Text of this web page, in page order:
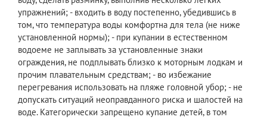
упражнений; - входить в воду постепенно, убедившись в
том, что температура воды комфортна для тела (не ниже
установленной нормы); - при купании в естественном
водоеме не заплывать за установленные знаки
ограждения, не подплывать близко к моторным лодкам и
прочим плавательным средствам; - во избежание
перегревания использовать на пляже головной убор; - не
допускать ситуаций неоправданного риска и шалостей на
воде. Категорически запрещено купание детей, в том